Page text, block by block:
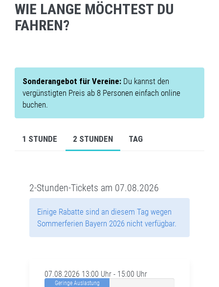
WIE LANGE MÖCHTEST DU
FAHREN?
Sonderangebot für Vereine: Du kannst den
vergünstigten Preis ab 8 Personen einfach online
buchen.
1 STUNDE 2 STUNDEN TAG
2-Stunden-Tickets am 07.08.2026
Einige Rabatte sind an diesem Tag wegen
Sommerferien Bayern 2026 nicht verfügbar.
07.08.2026 13:00 Uhr - 15:00 Uhr
Geringe Auslastung